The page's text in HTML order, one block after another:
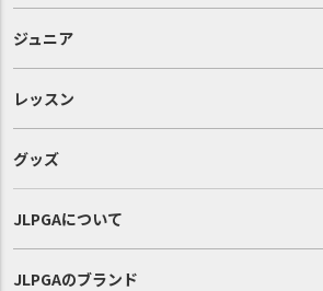
ジュニア
レッスン
グッズ
JLPGAについて
JLPGAのブランド